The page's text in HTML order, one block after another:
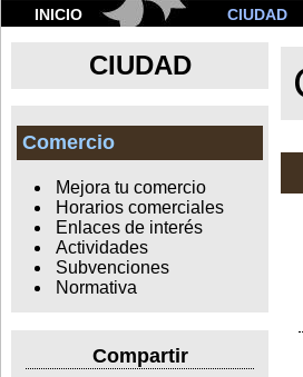
INICIO CIUDAD
CIUDAD
Comercio
Mejora tu comercio
Horarios comerciales
Enlaces de interés
Actividades
Subvenciones
Normativa
Compartir